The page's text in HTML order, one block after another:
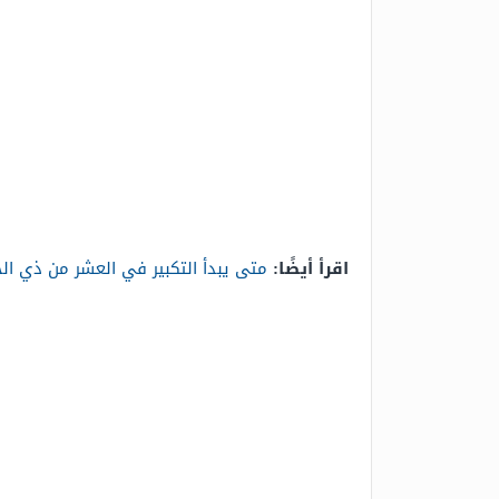
اقرأ أيضًا: متى يبدأ التكبير في العشر من ذي